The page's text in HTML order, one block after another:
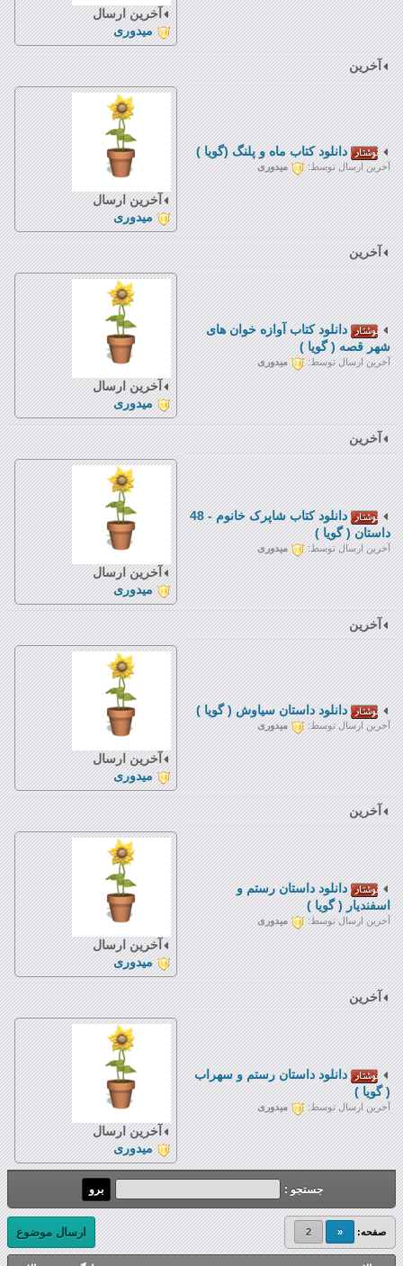
آخرین ارسال
میدوری
آخرین
دانلود کتاب ماه و پلنگ (گویا )
آخرین ارسال توسط: میدوری
آخرین ارسال
میدوری
آخرین
دانلود کتاب آوازه خوان های
شهر قصه ( گویا )
آخرین ارسال توسط: میدوری
آخرین ارسال
میدوری
آخرین
دانلود کتاب شاپرک خانوم - 48
داستان ( گویا )
آخرین ارسال توسط: میدوری
آخرین ارسال
میدوری
آخرین
دانلود داستان سیاوش ( گویا )
آخرین ارسال توسط: میدوری
آخرین ارسال
میدوری
آخرین
دانلود داستان رستم و
اسفندیار ( گویا )
آخرین ارسال توسط: میدوری
آخرین ارسال
میدوری
آخرین
دانلود داستان رستم و سهراب
( گویا )
آخرین ارسال توسط: میدوری
آخرین ارسال
میدوری
جستجو :
صفحه: «
2 ارسال موضوع